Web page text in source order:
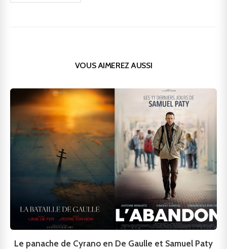
VOUS AIMEREZ AUSSI
Le panache de Cyrano en De Gaulle et Samuel Paty